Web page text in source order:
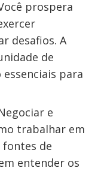
prospera
desafios. A
de
para
e
trabalhar em
fontes de
entender os